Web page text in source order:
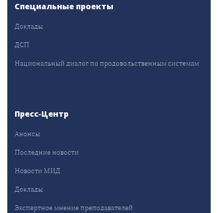
Специальные проекты
Доклады
ДСП
Национальный диалог по продовольственным системам
Пресс-Центр
Анонсы
Последние новости
Новости МИД
Доклады
Экспертное мнение преподавателей